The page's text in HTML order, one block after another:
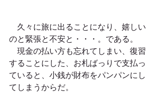
久々に旅に出ることになり、嬉しい
のと緊張と不安と・・・。である。
現金の払い方も忘れてしまい、復習
することにした、お札ばっりで支払っ
ていると、小銭が財布をパンパンにし
てしまうからだ。